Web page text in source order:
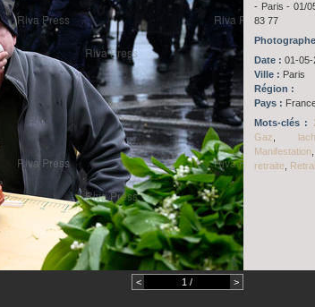
< 1 / >
- Paris - 01/
83 77
Date : 01-05-
Ville : Paris
Région :
Pays :
Mots-clés :
Gaz
Manifestation
retraite